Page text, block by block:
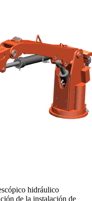
hidráulico
de la instalación de